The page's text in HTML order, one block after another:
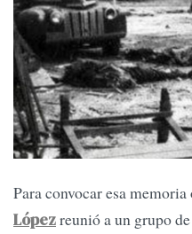
Para convocar esa
Lópezreunió a un grupo